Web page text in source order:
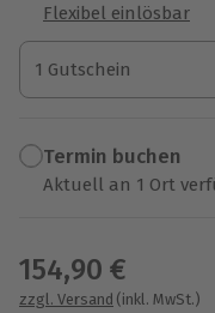
Flexibel einlösbar
1 Gutschein
1 Gutschein
1 Gutschein
Termin buchen
Aktuell an 1 Ort
154,90 €
zzgl. Versand (inkl. MwSt.)